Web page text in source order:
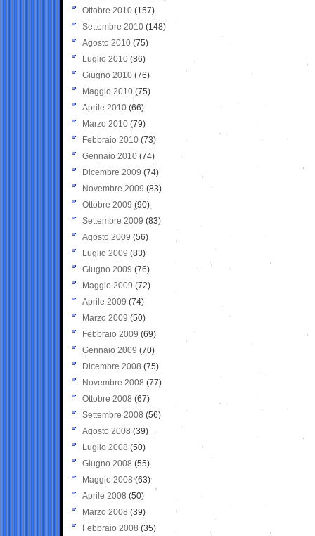
Ottobre 2010 (157)
Settembre 2010 (148)
Agosto 2010 (75)
Luglio 2010 (86)
Giugno 2010 (76)
Maggio 2010 (75)
Aprile 2010 (66)
Marzo 2010 (79)
Febbraio 2010 (73)
Gennaio 2010 (74)
Dicembre 2009 (74)
Novembre 2009 (83)
Ottobre 2009 (90)
Settembre 2009 (83)
Agosto 2009 (56)
Luglio 2009 (83)
Giugno 2009 (76)
Maggio 2009 (72)
Aprile 2009 (74)
Marzo 2009 (50)
Febbraio 2009 (69)
Gennaio 2009 (70)
Dicembre 2008 (75)
Novembre 2008 (77)
Ottobre 2008 (67)
Settembre 2008 (56)
Agosto 2008 (39)
Luglio 2008 (50)
Giugno 2008 (55)
Maggio 2008(63)
Aprile 2008 (50)
Marzo 2008 (39)
Febbraio 2008 (35)